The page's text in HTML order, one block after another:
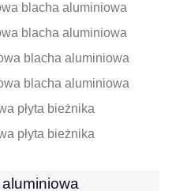
blacha aluminiowa
blacha aluminiowa
blacha aluminiowa
blacha aluminiowa
płyta bieżnika
płyta bieżnika